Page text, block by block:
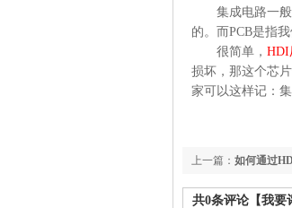
集成电路一般
的。而PCB是指
很简单， HDI
损坏，那这个芯
家可以这样记：
上一篇： 如何通过
共0条评论 【我要